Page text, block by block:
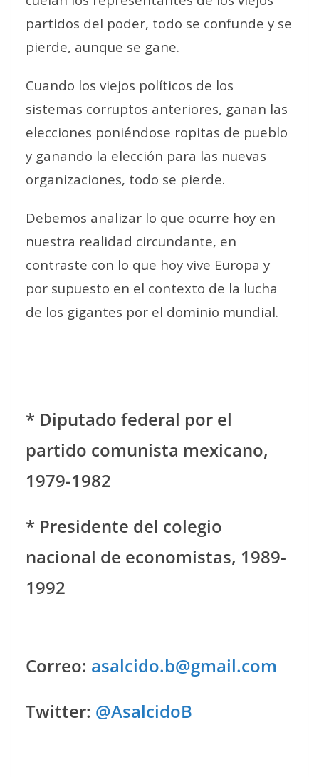
partidos del poder, todo se confunde y se
pierde, aunque se gane.
Cuando los viejos políticos de los
sistemas corruptos anteriores, ganan las
elecciones poniéndose ropitas de pueblo
y ganando la elección para las nuevas
organizaciones, todo se pierde.
Debemos analizar lo que ocurre hoy en
nuestra realidad circundante, en
contraste con lo que hoy vive Europa y
por supuesto en el contexto de la lucha
de los gigantes por el dominio mundial.
* Diputado federal por el
partido comunista mexicano,
1979-1982
* Presidente del colegio
nacional de economistas, 1989-
1992
Correo: asalcido.b@gmail.com
Twitter: @AsalcidoB